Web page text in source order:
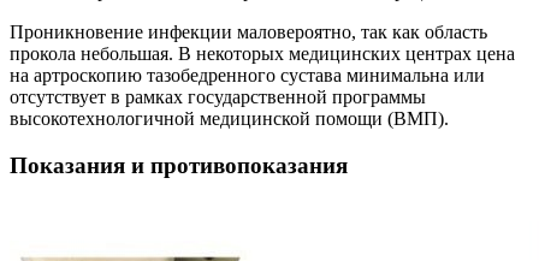
Проникновение инфекции маловероятно, так как область
прокола небольшая. В некоторых медицинских центрах цена
на артроскопию тазобедренного сустава минимальна или
отсутствует в рамках государственной программы
высокотехнологичной медицинской помощи (ВМП).
Показания и противопоказания